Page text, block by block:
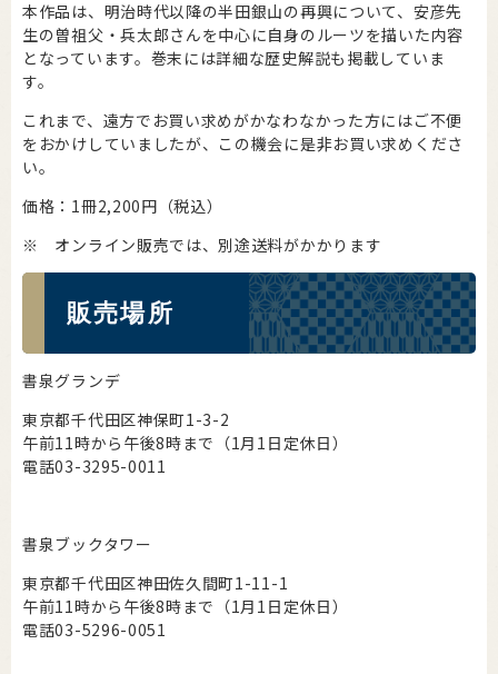
本作品は、明治時代以降の半田銀山の再興について、安彦先
生の曽祖父・兵太郎さんを中心に自身のルーツを描いた内容
となっています。巻末には詳細な歴史解説も掲載していま
す。
これまで、遠方でお買い求めがかなわなかった方にはご不便
をおかけしていましたが、この機会に是非お買い求めくださ
い。
価格：1冊2,200円（税込）
※ オンライン販売では、別途送料がかかります
販売場所
書泉グランデ
東京都千代田区神保町1-3-2
午前11時から午後8時まで（1月1日定休日）
電話03-3295-0011
書泉ブックタワー
東京都千代田区神田佐久間町1-11-1
午前11時から午後8時まで（1月1日定休日）
電話03-5296-0051